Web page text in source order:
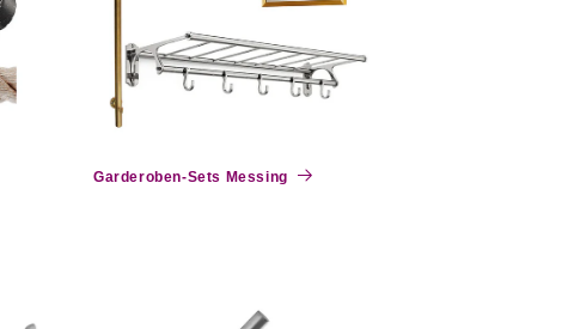
Garderoben-Sets Messing